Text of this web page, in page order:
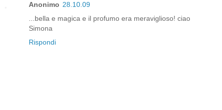
Anonimo 28.10.09
...bella e magica e il profumo era meraviglioso! ciao
Simona
Rispondi